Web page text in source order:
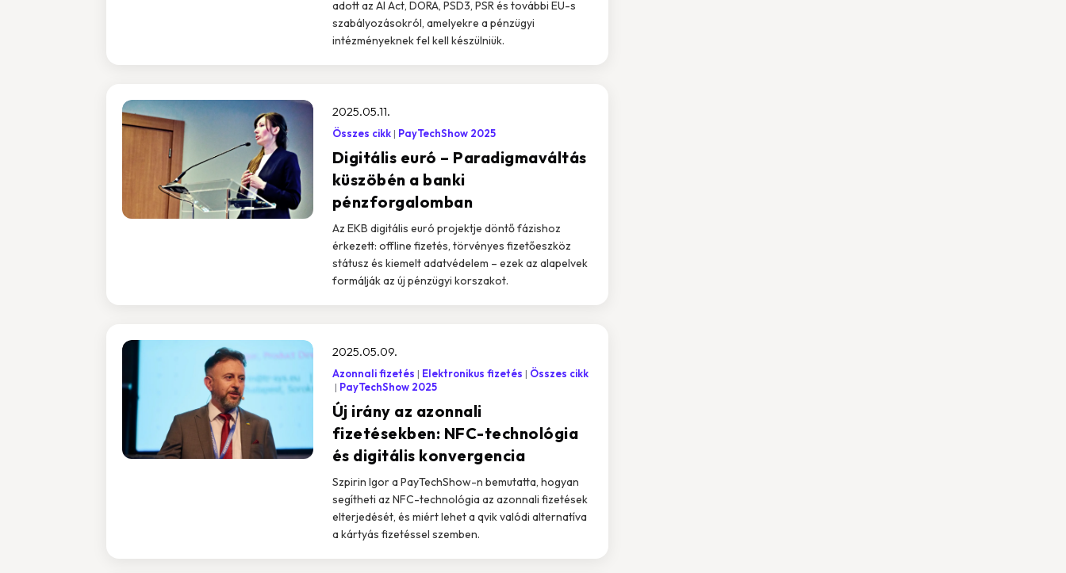
adott az AI Act, DORA, PSD3, PSR és további EU-s
szabályozásokról, amelyekre a pénzügyi
intézményeknek fel kell készülniük.
Digitális euró – Paradigmaváltás
küszöbén a banki
pénzforgalomban
2025.05.11.
Összes cikk PayTechShow 2025
Az EKB digitális euró projektje döntő fázishoz
érkezett: offline fizetés, törvényes fizetőeszköz
státusz és kiemelt adatvédelem – ezek az alapelvek
formálják az új pénzügyi korszakot.
Új irány az azonnali
fizetésekben: NFC-technológia
és digitális konvergencia
2025.05.09.
Azonnali fizetés Elektronikus fizetés
Összes cikk
PayTechShow 2025
Szpirin Igor a PayTechShow-n bemutatta, hogyan
segítheti az NFC-technológia az azonnali fizetések
elterjedését, és miért lehet a qvik valódi alternatíva
a kártyás fizetéssel szemben.